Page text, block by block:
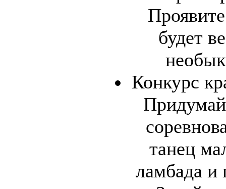
будет
Конкурс
танец
ламбада